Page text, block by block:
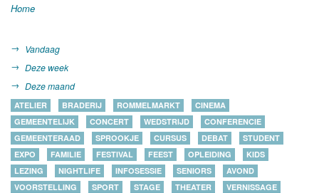
Home
Vandaag
Deze week
Deze maand
ATELIER BRADERIJ ROMMELMARKT
CINEMA
GEMEENTELIJK
CONCERT WEDSTRIJD
CONFERENCIE
GEMEENTERAAD
SPROOKJE CURSUS DEBAT
STUDENT
EXPO
FAMILIE FESTIVAL FEEST OPLEIDING
KIDS
LEZING
NIGHTLIFE INFOSESSIE SENIORS
AVOND
VOORSTELLING
SPORT STAGE THEATER
VERNISSAGE